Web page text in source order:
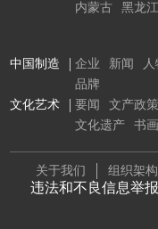
内蒙古
黑龙江
中国制造 企业 新闻 人
品牌
文化艺术
要闻 文产政策
文化遗产
书
关于我们 组织架构
违法和不良信息举